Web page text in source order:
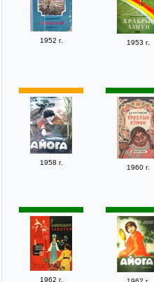
1952 г. 1953 г.
1958 г.
1960 г.
1962 г.